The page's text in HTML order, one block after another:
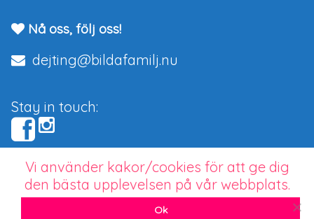
Nå oss, följ oss!
dejting@bildafamilj.nu
Stay in touch:
Copyright © 2026 bildafamilj.nu.
Seriös dejting för barnlängtande singlar
Vi använder kakor/cookies för att ge dig
den bästa upplevelsen på vår webbplats.
Ok